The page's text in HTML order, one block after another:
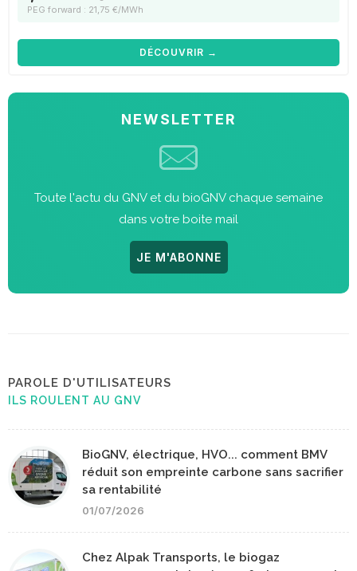
PEG forward : 21,75 €/MWh
DÉCOUVRIR →
NEWSLETTER
Toute l'actu du GNV et du bioGNV chaque semaine
dans votre boite mail
JE M'ABONNE
PAROLE D'UTILISATEURS
ILS ROULENT AU GNV
BioGNV, électrique, HVO... comment BMV
réduit son empreinte carbone sans sacrifier
sa rentabilité
01/07/2026
Chez Alpak Transports, le biogaz